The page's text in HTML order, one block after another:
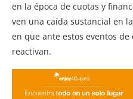
en la época de cuotas y
ven una caída sustancial en
en que ante estos eventos
reactivan.